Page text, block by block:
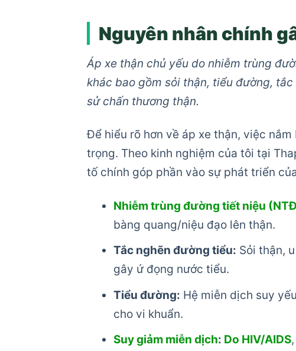
Nguyên nhân chính
Áp xe thận chủ yếu do nhiễm trùng
khác bao gồm sỏi thận, tiểu đường,
sử chấn thương thận.
Để hiểu rõ hơn về áp xe thận, việc
trọng. Theo kinh nghiệm của tôi tại
tố chính góp phần vào sự phát triển
Nhiễm trùng đường tiết niệu
bàng quang/niệu đạo lên thận.
Tắc nghẽn đường tiểu: Sỏi thận,
gây ứ đọng nước tiểu.
Tiểu đường: Hệ miễn dịch suy
cho vi khuẩn.
Suy giảm miễn dịch: Do HIV/AIDS,